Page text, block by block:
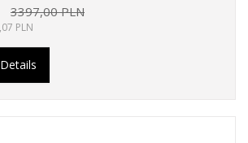
3397,00 PLN
PLN
Details